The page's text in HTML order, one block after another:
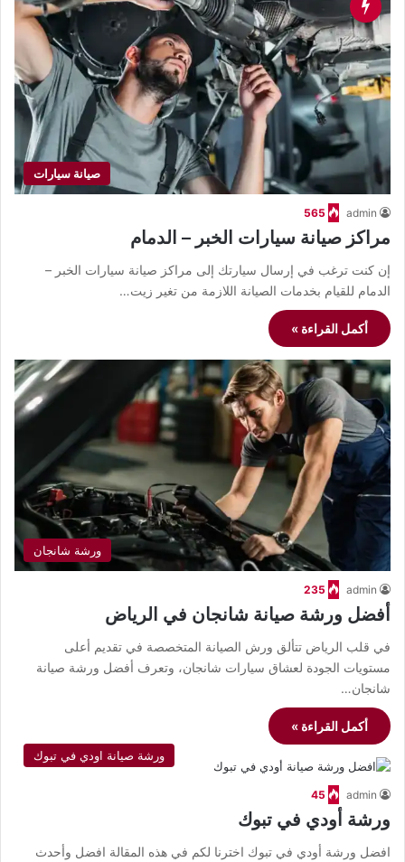
صيانة سيارات
admin
565
مراكز صيانة سيارات الخبر – الدمام
إن كنت ترغب في إرسال سيارتك إلى مراكز صيانة سيارات الخبر –
الدمام للقيام بخدمات الصيانة اللازمة من تغير زيت…
أكمل القراءة »
ورشة شانجان
admin
235
أفضل ورشة صيانة شانجان في الرياض
في قلب الرياض تتألق ورش الصيانة المتخصصة في تقديم أعلى
مستويات الجودة لعشاق سيارات شانجان، وتعرف أفضل ورشة صيانة
شانجان…
أكمل القراءة »
ورشة صيانة اودي في تبوك
admin
45
ورشة أودي في تبوك
افضل ورشة أودي في تبوك اخترنا لكم في هذه المقالة افضل وأحدث